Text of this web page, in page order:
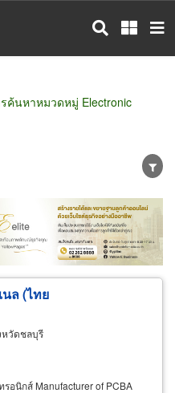
ค้นหาหมวดหมู่ Electronic
ลิต
ตัวแทนจัดจำหน่าย
การ
ล (ไทย
หวัดชลบุรี
อนิกส์ Manufacturer of PCBA